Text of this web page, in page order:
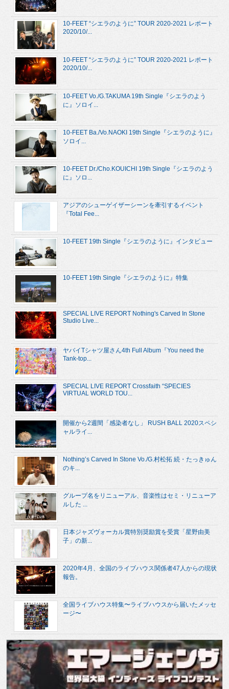
10-FEET “シエラのように” TOUR 2020-2021 レポート
2020/10/...
10-FEET “シエラのように” TOUR 2020-2021 レポート
2020/10/...
10-FEET Vo./G.TAKUMA 19th Single『シエラのよう
に』ソロイ...
10-FEET Ba./Vo.NAOKI 19th Single『シエラのように』
ソロイ...
10-FEET Dr./Cho.KOUICHI 19th Single『シエラのよう
に』ソロ...
アジアのシューゲイザーシーンを牽引するイベント
『Total Fee...
10-FEET 19th Single『シエラのように』インタビュー
10-FEET 19th Single『シエラのように』特集
SPECIAL LIVE REPORT Nothing's Carved In Stone
Studio Live...
ヤバイTシャツ屋さん4th Full Album『You need the
Tank-top...
SPECIAL LIVE REPORT Crossfaith “SPECIES
VIRTUAL WORLD TOU...
開催から2週間「感染者なし」 RUSH BALL 2020スペシ
ャルライ...
Nothing’s Carved In Stone Vo./G.村松拓 続・たっきゅん
のキ...
グループ名をリニューアル、音楽性はセミ・リニューア
ルした ...
日本ジャズヴォーカル賞特別奨励賞を受賞「星野由美
子」の新...
2020年4月、全国のライブハウス関係者47人からの現状
報告。
全国ライブハウス特集〜ライブハウスから届いたメッセ
ージ〜